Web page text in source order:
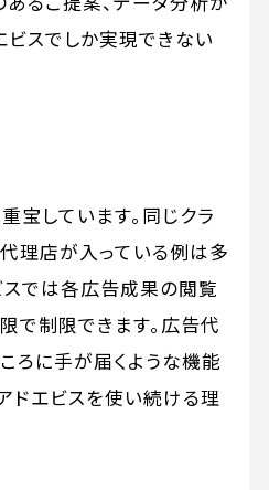
ビスでしか実現できない
宝しています。同じクラ
理店が入っている例は多
スでは各広告成果の閲覧
で制限できます。広告代
ろに手が届くような機能
ドエビスを使い続ける理